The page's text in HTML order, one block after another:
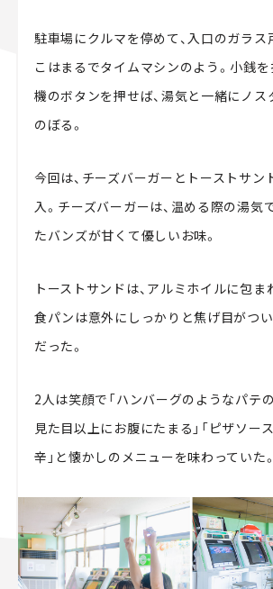
駐車場にクルマを停めて、入口のガラス
こはまるでタイムマシンのよう。小銭を
機のボタンを押せば、湯気と一緒にノス
のぼる。
今回は、チーズバーガーとトーストサン
入。チーズバーガーは、温める際の湯気
たバンズが甘くて優しいお味。
トーストサンドは、アルミホイルに包ま
食パンは意外にしっかりと焦げ目がつ
だった。
2人は笑顔で「ハンバーグのようなパテ
見た目以上にお腹にたまる」「ピザソー
辛」と懐かしのメニューを味わっていた。